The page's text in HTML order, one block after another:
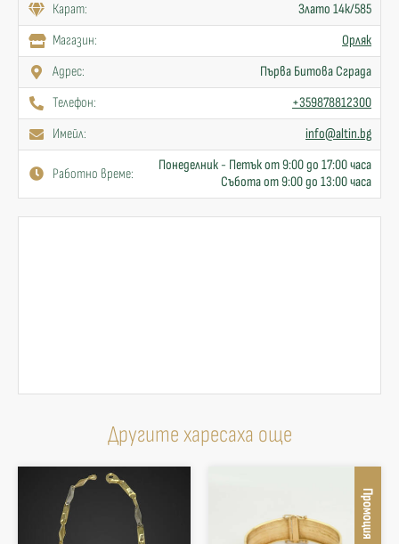
Карат:
Злато 14к/585
Mагазин:
Орляк
Адрес:
Първа Битова Сграда
Телефон:
+359878812300
Имейл:
info@altin.bg
Работно време:
Понеделник - Петък от 9:00 до 17:00 часа
Събота от 9:00 до 13:00 часа
Другите харесаха още
Промоция